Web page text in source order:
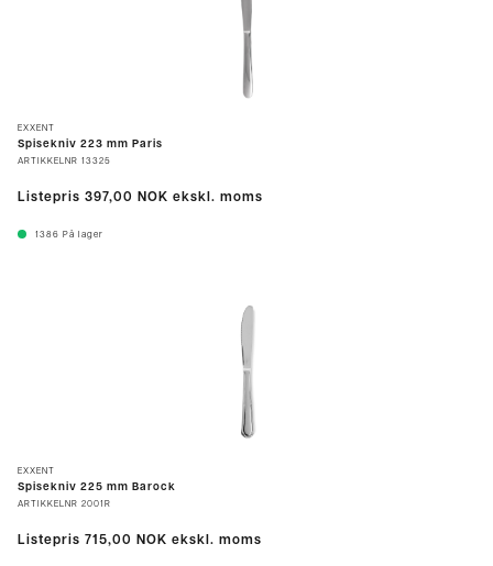
EXXENT
Spisekniv 223 mm Paris
ARTIKKELNR 13325
Listepris 397,00 NOK ekskl. moms
1386 På lager
EXXENT
Spisekniv 225 mm Barock
ARTIKKELNR 2001R
Listepris 715,00 NOK ekskl. moms